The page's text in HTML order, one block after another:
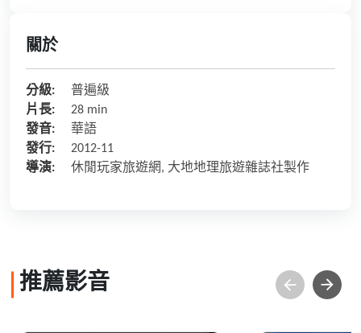
關於
分級:
普遍級
片長:
28 min
發音:
華語
發行:
2012-11
導演:
休閒玩家旅遊網, 大地地理旅遊雜誌社製作
推薦影音